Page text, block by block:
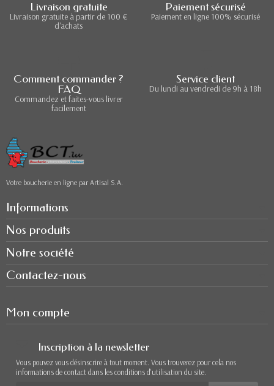
Livraison gratuite
Livraison gratuite à partir de 100 €
d'achats
Paiement sécurisé
Paiement en ligne 100% sécurisé
Comment commander ?
FAQ
Commandez et faites-vous livrer
facilement
Service client
Du lundi au vendredi de 9h à 18h
Votre boucherie en ligne par Artisal S.A.
Informations
Nos produits
Notre société
Contactez-nous
Mon compte
Inscription à la newsletter
Vous pouvez vous désinscrire à tout moment. Vous trouverez pour cela nos
informations de contact dans les conditions d'utilisation du site.